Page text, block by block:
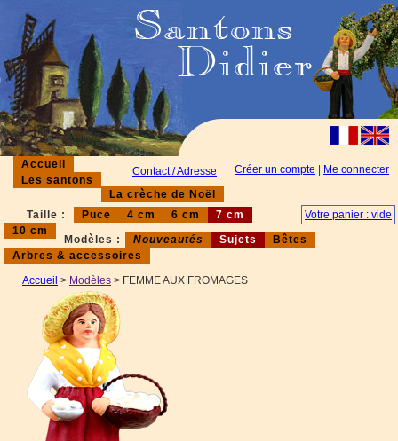
Créer un compte Me connecter
Contact / Adresse
Accueil
Les santons
La crèche de Noël
Votre panier : vide
Taille : Puce 4 cm 6 cm
7 cm
10 cm
Modèles : Nouveautés Sujets
Bêtes
Arbres & accessoires
Accueil > Modèles > FEMME AUX FROMAGES